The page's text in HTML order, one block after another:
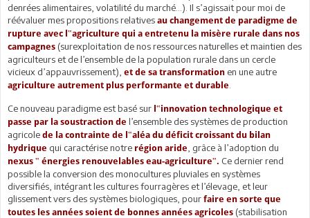
denrées alimentaires, volatilité du marché…). Il s’agissait pour moi de
réévaluer mes propositions relatives au changement de paradigme de
rupture avec l‟agriculture qui a entretenu la misère rurale dans nos
campagnes (surexploitation de nos ressources naturelles et maintien des
agriculteurs et de l’ensemble de la population rurale dans un cercle
vicieux d’appauvrissement), et de sa transformation en une autre
agriculture autrement plus performante et durable
Ce nouveau paradigme est basé sur l‟innovation technologique et
passe par la soustraction de l’ensemble des systèmes de production
agricole de la contrainte de l‟aléa du déficit croissant du bilan
hydrique qui caractérise notre région aride , grâce à l’adoption du
nexus ‟ énergies renouvelables eau-agriculture‟. Ce dernier rend
possible la conversion des monocultures pluviales en systèmes
diversifiés, intégrant les cultures fourragères et l’élevage, et leur
glissement vers des systèmes biologiques, pour faire en sorte que
toutes les années soient de bonnes années agricoles (stabilisation